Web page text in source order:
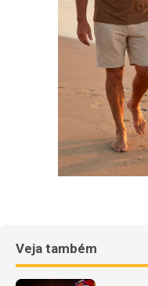
Veja também